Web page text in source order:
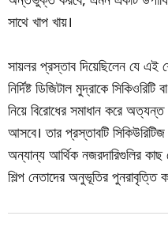
সাথে খাপ খায়।
সায়লর প্রস্তাব দিয়েছিলেন যে এই
নির্দিষ্ট ডিজিটাল মুদ্রাকে
নিয়ে বিরোধের সমাধান করে অত্যন্ত
আসবে। তার প্রস্তাবটি
অন্যান্য আর্থিক নজরদারিগুলির কাছ
শিল্প নেতাদের অনুভূতির পুনরাবৃত্তি